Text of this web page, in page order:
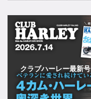
クラブハーレー最新号